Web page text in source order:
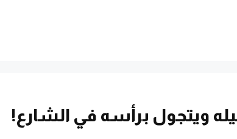
ويتجول برأسه في الشارع!